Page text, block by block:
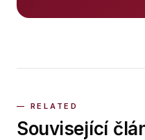
Související